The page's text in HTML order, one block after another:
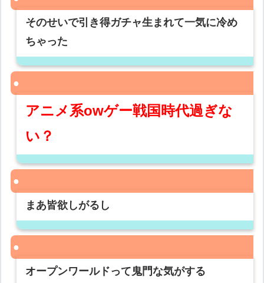
そのせいで引き得ガチャ生まれて一気に冷め
ちゃった
アニメ系owゲー戦国時代過ぎな
い？
まあ皆欲しがるし
オープンワールドって鬼門な気がする